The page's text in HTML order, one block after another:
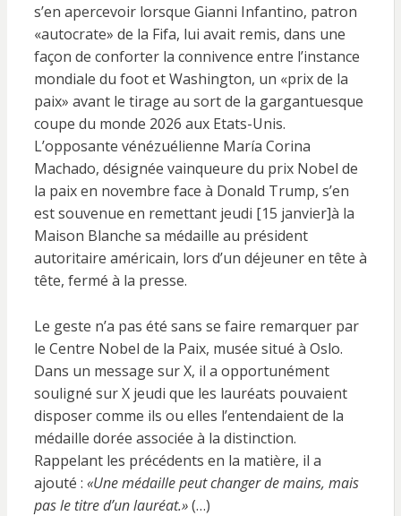
s’en apercevoir lorsque Gianni Infantino, patron
«autocrate» de la Fifa, lui avait remis, dans une
façon de conforter la connivence entre l’instance
mondiale du foot et Washington, un «prix de la
paix» avant le tirage au sort de la gargantuesque
coupe du monde 2026 aux Etats-Unis.
L’opposante vénézuélienne María Corina
Machado, désignée vainqueure du prix Nobel de
la paix en novembre face à Donald Trump, s’en
est souvenue en remettant jeudi [15 janvier]à la
Maison Blanche sa médaille au président
autoritaire américain, lors d’un déjeuner en tête à
tête, fermé à la presse.
Le geste n’a pas été sans se faire remarquer par
le Centre Nobel de la Paix, musée situé à Oslo.
Dans un message sur X, il a opportunément
souligné sur X jeudi que les lauréats pouvaient
disposer comme ils ou elles l’entendaient de la
médaille dorée associée à la distinction.
Rappelant les précédents en la matière, il a
ajouté : «Une médaille peut changer de mains, mais
pas le titre d’un lauréat.»(…)